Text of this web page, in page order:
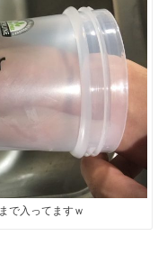
で入ってますｗ